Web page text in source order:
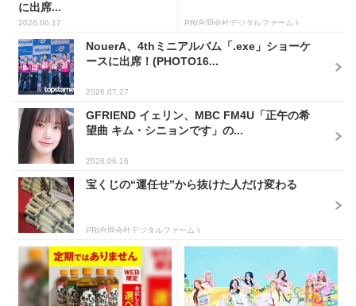
に出席...
2026.06.17 PR(合同会社デジタルファーム )
NouerA、4thミニアルバム「.exe」ショーケ
ースに出席！(PHOTO16...
2026.07.27
GFRIEND イェリン、MBC FM4U「正午の希
望曲 キム・シニョンです」の...
2026.06.16
宝くじの“運任せ”から抜けた人だけ変わる
PR(合同会社デジタルファーム )